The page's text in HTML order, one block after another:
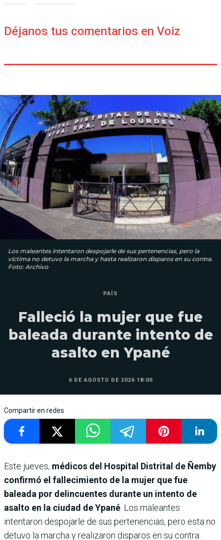
Déjanos tus comentarios en Voiz
Los maleantes intentaron despojarle de sus pertenencias, pero la
víctima no detuvo la marcha y hasta realizaron disparos en su contra.
Foto: Archivo
PAÍS
Falleció la mujer que fue
baleada durante intento de
asalto en Ypané
6 DE AGOSTO DE 2026 18:00
Compartir en redes
Este jueves, médicos del Hospital Distrital de Ñemby
confirmó el fallecimiento de la mujer que fue
baleada por delincuentes durante un intento de
asalto en la ciudad de Ypané . Los maleantes
intentaron despojarle de sus pertenencias, pero esta no
detuvo la marcha y realizaron disparos en su contra.